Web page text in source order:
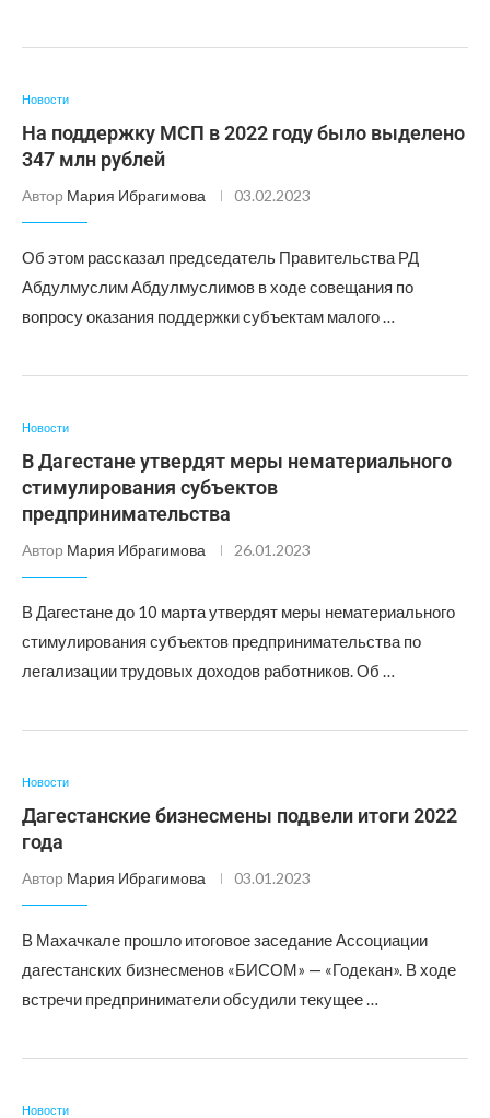
Новости
На поддержку МСП в 2022 году было выделено
347 млн рублей
Автор Мария Ибрагимова 03.02.2023
Об этом рассказал председатель Правительства РД
Абдулмуслим Абдулмуслимов в ходе совещания по
вопросу оказания поддержки субъектам малого …
Новости
В Дагестане утвердят меры нематериального
стимулирования субъектов
предпринимательства
Автор Мария Ибрагимова 26.01.2023
В Дагестане до 10 марта утвердят меры нематериального
стимулирования субъектов предпринимательства по
легализации трудовых доходов работников. Об …
Новости
Дагестанские бизнесмены подвели итоги 2022
года
Автор Мария Ибрагимова 03.01.2023
В Махачкале прошло итоговое заседание Ассоциации
дагестанских бизнесменов «БИСОМ» — «Годекан». В ходе
встречи предприниматели обсудили текущее …
Новости